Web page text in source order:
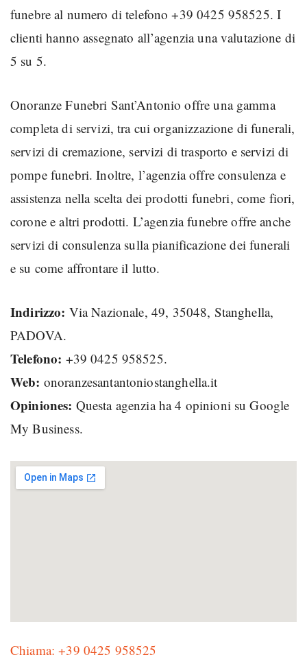
funebre al numero di telefono +39 0425 958525. I
clienti hanno assegnato all’agenzia una valutazione di
5 su 5.
Onoranze Funebri Sant’Antonio offre una gamma
completa di servizi, tra cui organizzazione di funerali,
servizi di cremazione, servizi di trasporto e servizi di
pompe funebri. Inoltre, l’agenzia offre consulenza e
assistenza nella scelta dei prodotti funebri, come fiori,
corone e altri prodotti. L’agenzia funebre offre anche
servizi di consulenza sulla pianificazione dei funerali
e su come affrontare il lutto.
Indirizzo: Via Nazionale, 49, 35048, Stanghella,
PADOVA.
Telefono: +39 0425 958525.
Web: onoranzesantantoniostanghella.it
Opiniones: Questa agenzia ha 4 opinioni su Google
My Business.
Chiama: +39 0425 958525